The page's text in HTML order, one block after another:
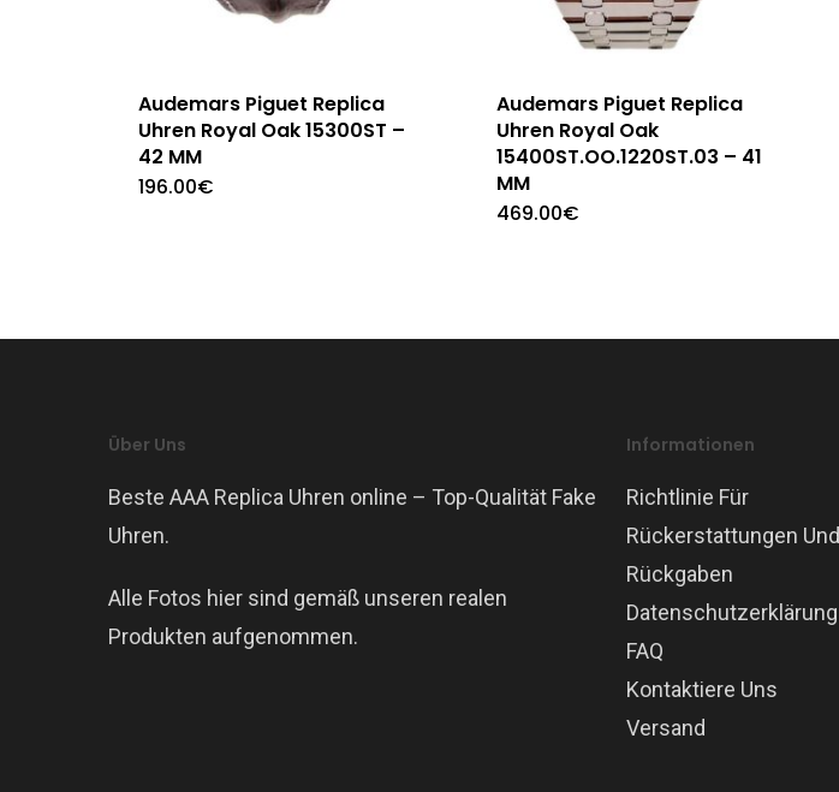
Audemars Piguet Replica
Uhren Royal Oak 15300ST –
42 MM
196.00€
Audemars Piguet Replica
Uhren Royal Oak
15400ST.OO.1220ST.03 – 41
MM
469.00€
Über Uns
Beste AAA Replica Uhren online – Top-Qualität Fake
Uhren.
Alle Fotos hier sind gemäß unseren realen
Produkten aufgenommen.
Informationen
Richtlinie Für
Rückerstattungen Und
Rückgaben
Datenschutzerklärung
FAQ
Kontaktiere Uns
Versand